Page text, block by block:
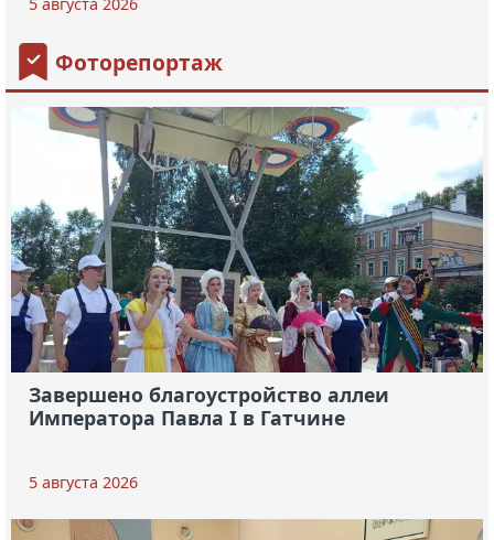
Фоторепортаж
Завершено благоустройство аллеи
Императора Павла I в Гатчине
5 августа 2026